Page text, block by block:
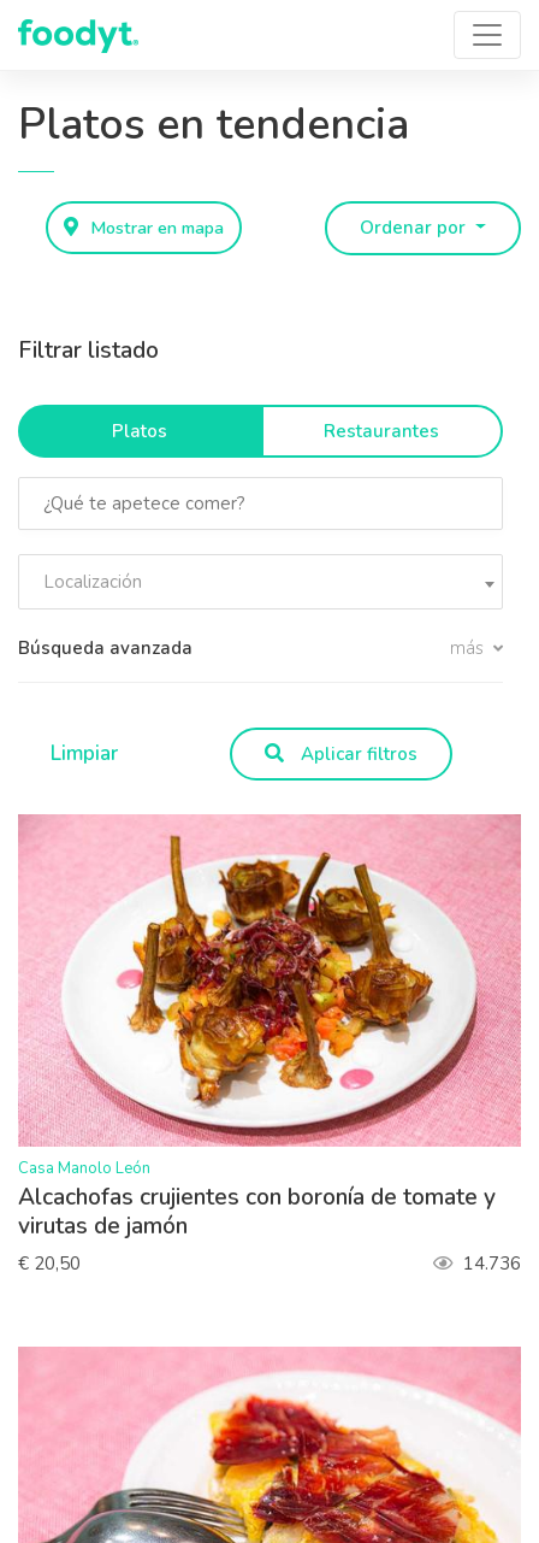
Platos en tendencia
Mostrar en mapa Ordenar por
Filtrar listado
Platos Restaurantes
Localización
Búsqueda avanzada más
Limpiar Aplicar filtros
>
Casa Manolo León
Alcachofas crujientes con boronía de tomate y
virutas de jamón
€ 20,50 14.736